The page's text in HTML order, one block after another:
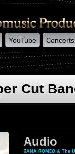
YouTube Concerts
Cut
Audio
XANA ROMEO & The